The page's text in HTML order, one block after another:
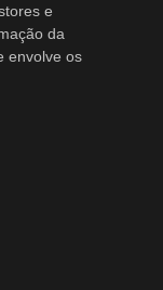
e
da
envolve os